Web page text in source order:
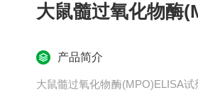
大鼠髓过氧化物酶
产品简介
大鼠髓过氧化物酶(MPO)ELISA